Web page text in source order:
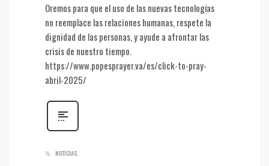
Oremos para que el uso de las nuevas tecnologías
no reemplace las relaciones humanas, respete la
dignidad de las personas, y ayude a afrontar las
crisis de nuestro tiempo.
https://www.popesprayer.va/es/click-to-pray-
abril-2025/
NOTICIAS